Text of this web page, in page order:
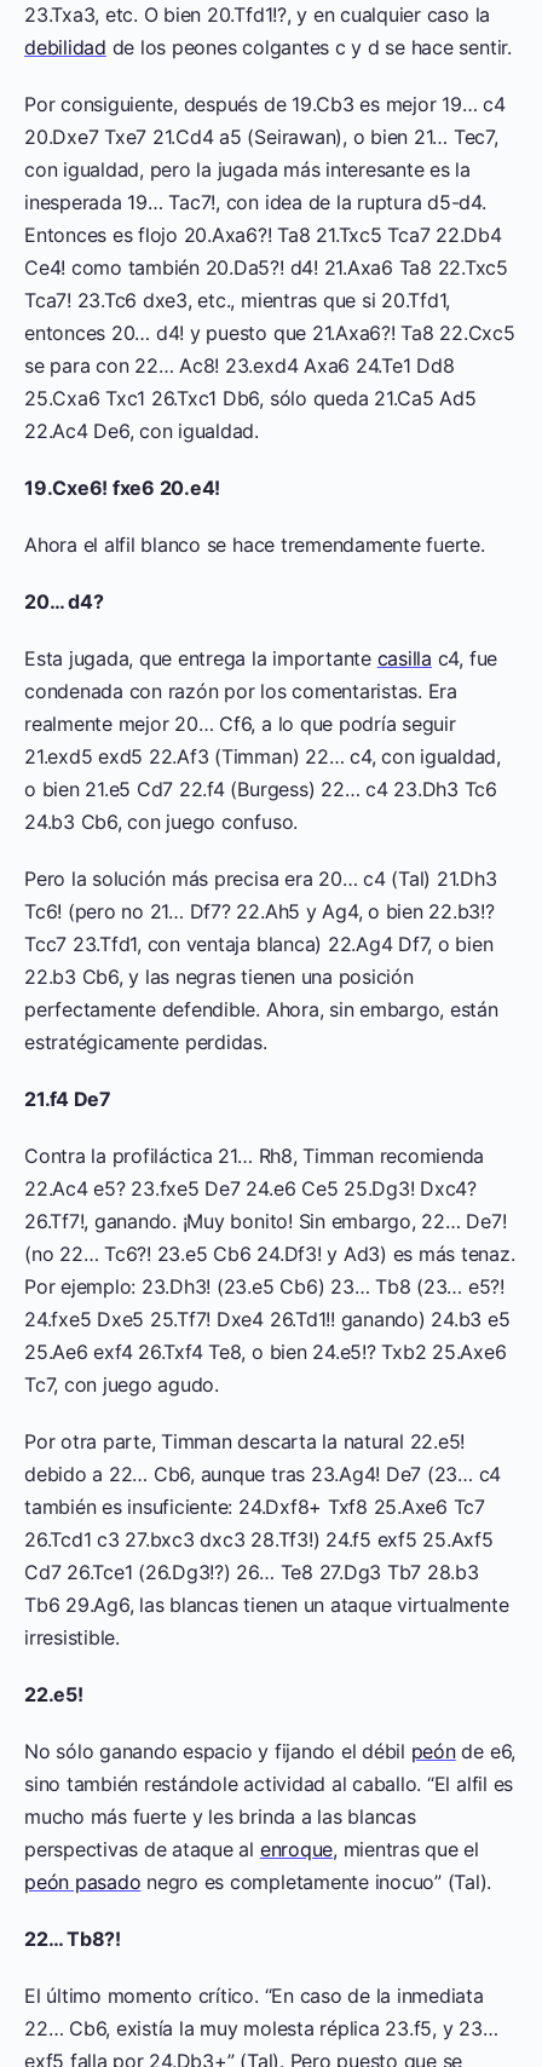
23.Txa3, etc. O bien 20.Tfd1!?, y en cualquier caso la
debilidad de los peones colgantes c y d se hace sentir.
Por consiguiente, después de 19.Cb3 es mejor 19… c4
20.Dxe7 Txe7 21.Cd4 a5 (Seirawan), o bien 21… Tec7,
con igualdad, pero la jugada más interesante es la
inesperada 19… Tac7!, con idea de la ruptura d5-d4.
Entonces es flojo 20.Axa6?! Ta8 21.Txc5 Tca7 22.Db4
Ce4! como también 20.Da5?! d4! 21.Axa6 Ta8 22.Txc5
Tca7! 23.Tc6 dxe3, etc., mientras que si 20.Tfd1,
entonces 20… d4! y puesto que 21.Axa6?! Ta8 22.Cxc5
se para con 22… Ac8! 23.exd4 Axa6 24.Te1 Dd8
25.Cxa6 Txc1 26.Txc1 Db6, sólo queda 21.Ca5 Ad5
22.Ac4 De6, con igualdad.
19.Cxe6! fxe6 20.e4!
Ahora el alfil blanco se hace tremendamente fuerte.
20… d4?
Esta jugada, que entrega la importante casilla c4, fue
condenada con razón por los comentaristas. Era
realmente mejor 20… Cf6, a lo que podría seguir
21.exd5 exd5 22.Af3 (Timman) 22… c4, con igualdad,
o bien 21.e5 Cd7 22.f4 (Burgess) 22… c4 23.Dh3 Tc6
24.b3 Cb6, con juego confuso.
Pero la solución más precisa era 20… c4 (Tal) 21.Dh3
Tc6! (pero no 21… Df7? 22.Ah5 y Ag4, o bien 22.b3!?
Tcc7 23.Tfd1, con ventaja blanca) 22.Ag4 Df7, o bien
22.b3 Cb6, y las negras tienen una posición
perfectamente defendible. Ahora, sin embargo, están
estratégicamente perdidas.
21.f4 De7
Contra la profiláctica 21… Rh8, Timman recomienda
22.Ac4 e5? 23.fxe5 De7 24.e6 Ce5 25.Dg3! Dxc4?
26.Tf7!, ganando. ¡Muy bonito! Sin embargo, 22… De7!
(no 22… Tc6?! 23.e5 Cb6 24.Df3! y Ad3) es más tenaz.
Por ejemplo: 23.Dh3! (23.e5 Cb6) 23… Tb8 (23… e5?!
24.fxe5 Dxe5 25.Tf7! Dxe4 26.Td1!! ganando) 24.b3 e5
25.Ae6 exf4 26.Txf4 Te8, o bien 24.e5!? Txb2 25.Axe6
Tc7, con juego agudo.
Por otra parte, Timman descarta la natural 22.e5!
debido a 22… Cb6, aunque tras 23.Ag4! De7 (23… c4
también es insuficiente: 24.Dxf8+ Txf8 25.Axe6 Tc7
26.Tcd1 c3 27.bxc3 dxc3 28.Tf3!) 24.f5 exf5 25.Axf5
Cd7 26.Tce1 (26.Dg3!?) 26… Te8 27.Dg3 Tb7 28.b3
Tb6 29.Ag6, las blancas tienen un ataque virtualmente
irresistible.
22.e5!
No sólo ganando espacio y fijando el débil peónde e6,
sino también restándole actividad al caballo. “El alfil es
mucho más fuerte y les brinda a las blancas
perspectivas de ataque al enroque, mientras que el
peón pasado negro es completamente inocuo” (Tal).
22… Tb8?!
El último momento crítico. “En caso de la inmediata
22… Cb6, existía la muy molesta réplica 23.f5, y 23…
exf5 falla por 24.Db3+” (Tal). Pero puesto que se